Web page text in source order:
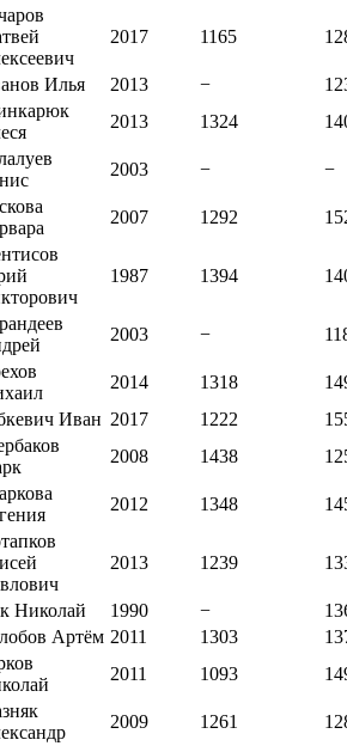
2017 1165
Илья 2013 −
2013 1324
2003 − −
2007 1292
1987 1394
2003 −
2014 1318
Иван 2017 1222
2008 1438
2012 1348
2013 1239
Николай 1990 −
Артём 2011 1303
2011 1093
2009 1261